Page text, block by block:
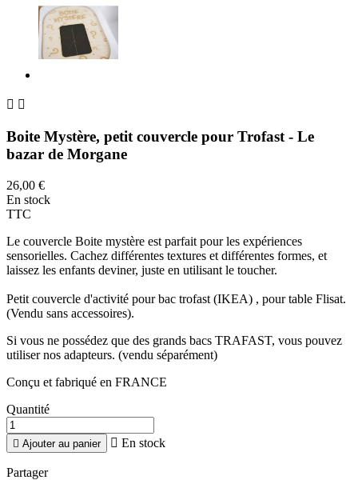
 
Boite Mystère, petit couvercle pour Trofast - Le
bazar de Morgane
26,00 €
En stock
TTC
Le couvercle Boite mystère est parfait pour les expériences
sensorielles. Cachez différentes textures et différentes formes, et
laissez les enfants deviner, juste en utilisant le toucher.
Petit couvercle d'activité pour bac trofast (IKEA) , pour table Flisat.
(Vendu sans accessoires).
Si vous ne possédez que des grands bacs TRAFAST, vous pouvez
utiliser nos adapteurs. (vendu séparément)
Conçu et fabriqué en FRANCE
Quantité
 Ajouter au panier  En stock
Partager